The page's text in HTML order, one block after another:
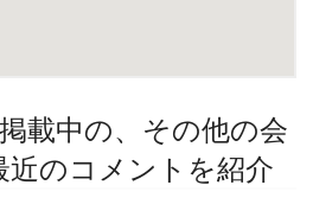
載中の、その他の会
近のコメントを紹介